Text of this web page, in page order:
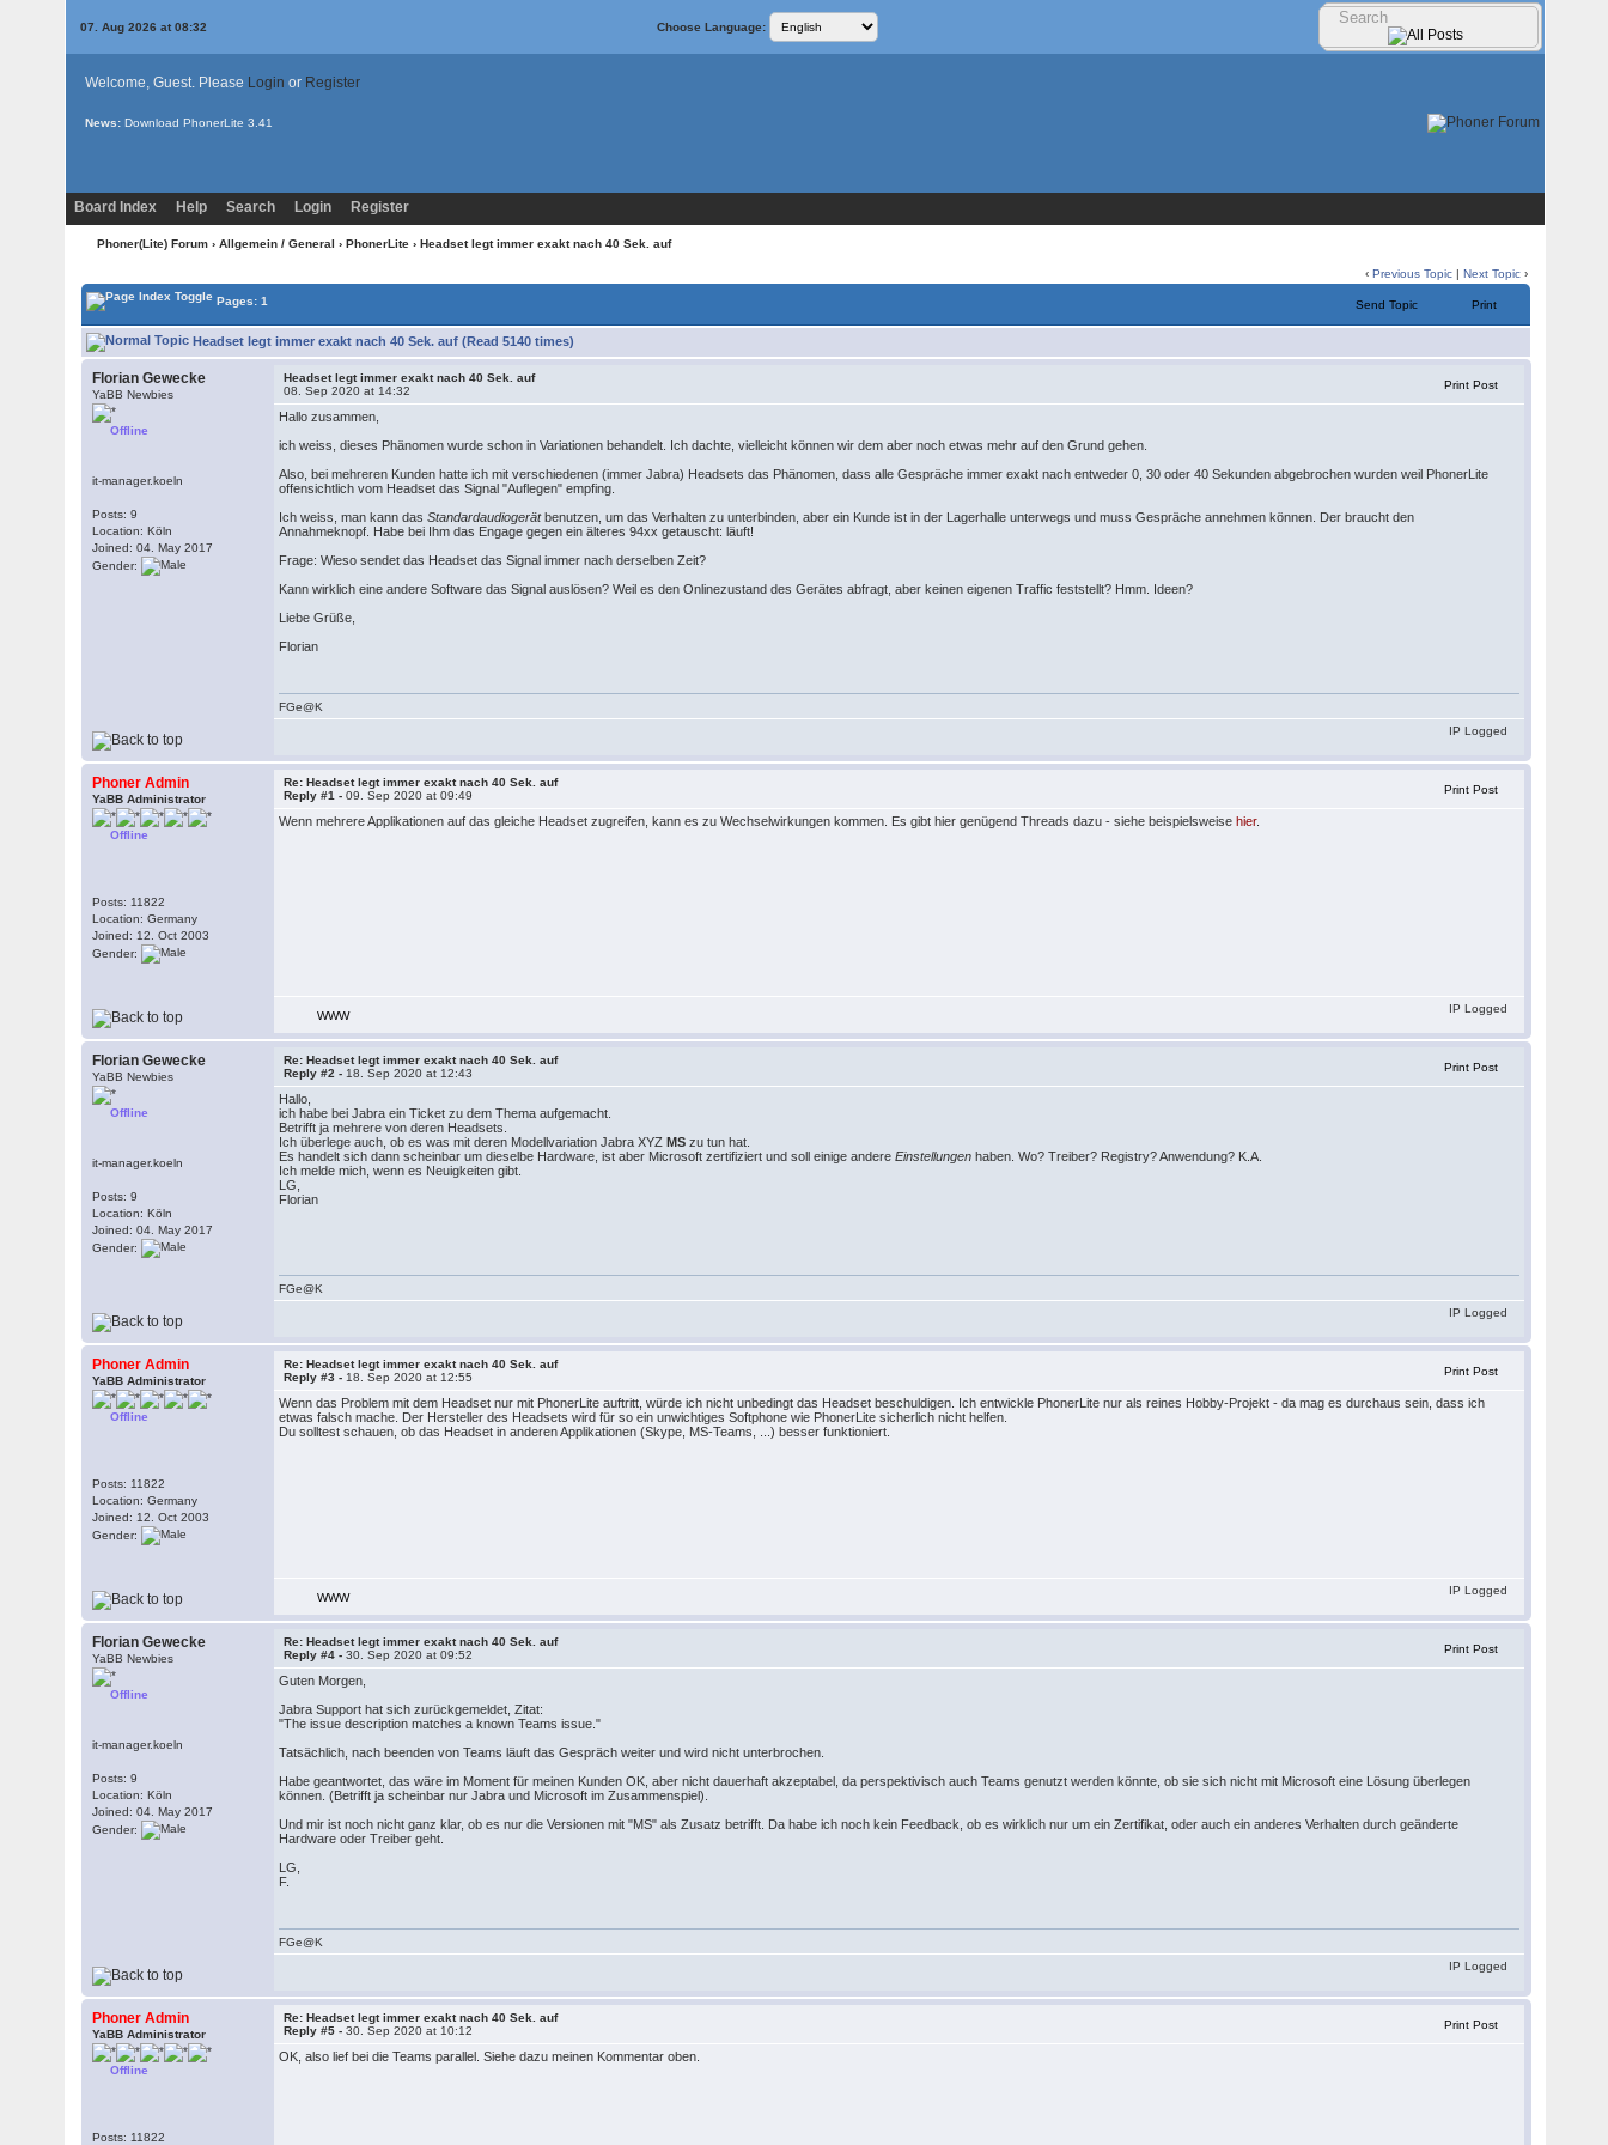
07. Aug 2026 at 08:32 Choose Language:
Welcome, Guest. Please Login or Register
News: Download PhonerLite 3.41
Board Index Help Search Login Register
Phoner(Lite) Forum › Allgemein / General › PhonerLite › Headset legt immer exakt nach 40 Sek. auf
‹Previous Topic |Next Topic ›
Pages: 1 Send Topic Print
Headset legt immer exakt nach 40 Sek. auf (Read 5140 times)
Florian Gewecke
YaBB Newbies
Offline
it-manager.koeln
Posts: 9
Location: Köln
Joined: 04. May 2017
Gender:
Headset legt immer exakt nach 40 Sek. auf
08. Sep 2020 at 14:32
Print Post
Hallo zusammen,
ich weiss, dieses Phänomen wurde schon in Variationen behandelt. Ich dachte, vielleicht können wir dem aber noch etwas mehr auf den Grund gehen.
Also, bei mehreren Kunden hatte ich mit verschiedenen (immer Jabra) Headsets das Phänomen, dass alle Gespräche immer exakt nach entweder 0, 30 oder 40 Sekunden abgebrochen wurden weil PhonerLite
offensichtlich vom Headset das Signal "Auflegen" empfing.
Ich weiss, man kann dasStandardaudiogerätbenutzen, um das Verhalten zu unterbinden, aber ein Kunde ist in der Lagerhalle unterwegs und muss Gespräche annehmen können. Der braucht den
Annahmeknopf. Habe bei Ihm das Engage gegen ein älteres 94xx getauscht: läuft!
Frage: Wieso sendet das Headset das Signal immer nach derselben Zeit?
Kann wirklich eine andere Software das Signal auslösen? Weil es den Onlinezustand des Gerätes abfragt, aber keinen eigenen Traffic feststellt? Hmm. Ideen?
Liebe Grüße,
Florian
FGe@K
IP Logged
Phoner Admin
YaBB Administrator
Offline
Posts: 11822
Location: Germany
Joined: 12. Oct 2003
Gender:
Re: Headset legt immer exakt nach 40 Sek. auf
Reply #1 -09. Sep 2020 at 09:49 Print Post
Wenn mehrere Applikationen auf das gleiche Headset zugreifen, kann es zu Wechselwirkungen kommen. Es gibt hier genügend Threads dazu - siehe beispielsweisehier.
WWW
IP Logged
Florian Gewecke
YaBB Newbies
Offline
it-manager.koeln
Posts: 9
Location: Köln
Joined: 04. May 2017
Gender:
Re: Headset legt immer exakt nach 40 Sek. auf
Reply #2 - 18. Sep 2020 at 12:43 Print Post
Hallo,
ich habe bei Jabra ein Ticket zu dem Thema aufgemacht.
Betrifft ja mehrere von deren Headsets.
Ich überlege auch, ob es was mit deren Modellvariation Jabra XYZMS zu tun hat.
Es handelt sich dann scheinbar um dieselbe Hardware, ist aber Microsoft zertifiziert und soll einige andereEinstellungenhaben. Wo? Treiber? Registry? Anwendung? K.A.
Ich melde mich, wenn es Neuigkeiten gibt.
LG,
Florian
FGe@K
IP Logged
Phoner Admin
YaBB Administrator
Offline
Posts: 11822
Location: Germany
Joined: 12. Oct 2003
Gender:
Re: Headset legt immer exakt nach 40 Sek. auf
Reply #3 - 18. Sep 2020 at 12:55 Print Post
Wenn das Problem mit dem Headset nur mit PhonerLite auftritt, würde ich nicht unbedingt das Headset beschuldigen. Ich entwickle PhonerLite nur als reines Hobby-Projekt - da mag es durchaus sein, dass ich
etwas falsch mache. Der Hersteller des Headsets wird für so ein unwichtiges Softphone wie PhonerLite sicherlich nicht helfen.
Du solltest schauen, ob das Headset in anderen Applikationen (Skype, MS-Teams, ...) besser funktioniert.
WWW
IP Logged
Florian Gewecke
YaBB Newbies
Offline
it-manager.koeln
Posts: 9
Location: Köln
Joined: 04. May 2017
Gender:
Re: Headset legt immer exakt nach 40 Sek. auf
Reply #4 -30. Sep 2020 at 09:52 Print Post
Guten Morgen,
Jabra Support hat sich zurückgemeldet, Zitat:
"The issue description matches a known Teams issue."
Tatsächlich, nach beenden von Teams läuft das Gespräch weiter und wird nicht unterbrochen.
Habe geantwortet, das wäre im Moment für meinen Kunden OK, aber nicht dauerhaft akzeptabel, da perspektivisch auch Teams genutzt werden könnte, ob sie sich nicht mit Microsoft eine Lösung überlegen
können. (Betrifft ja scheinbar nur Jabra und Microsoft im Zusammenspiel).
Und mir ist noch nicht ganz klar, ob es nur die Versionen mit "MS" als Zusatz betrifft. Da habe ich noch kein Feedback, ob es wirklich nur um ein Zertifikat, oder auch ein anderes Verhalten durch geänderte
Hardware oder Treiber geht.
LG,
F.
FGe@K
IP Logged
Phoner Admin
YaBB Administrator
Offline
Posts: 11822
Re: Headset legt immer exakt nach 40 Sek. auf
Reply #5 -30. Sep 2020 at 10:12 Print Post
OK, also lief bei die Teams parallel. Siehe dazu meinen Kommentar oben.